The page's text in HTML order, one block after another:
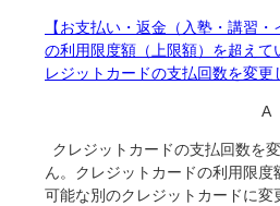
【お支払い・返金（入塾・講習
の利用限度額（上限額）を超え
レジットカードの支払回数を変
A
クレジットカードの支払回数を
ん。クレジットカードの利用限
可能な別のクレジットカードに